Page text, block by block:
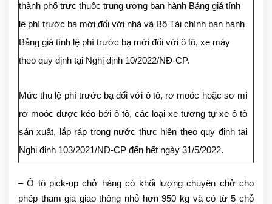
thành phố trực thuộc trung ương ban hành Bảng giá tính
lệ phí trước bạ mới đối với nhà và Bộ Tài chính ban hành
Bảng giá tính lệ phí trước bạ mới đối với ô tô, xe máy
theo quy định tại Nghị định 10/2022/NĐ-CP.
Mức thu lệ phí trước bạ đối với ô tô, rơ moóc hoặc sơ mi
rơ moóc được kéo bởi ô tô, các loại xe tương tự xe ô tô
sản xuất, lắp ráp trong nước thực hiện theo quy định tại
Nghị định 103/2021/NĐ-CP đến hết ngày 31/5/2022.
– Ô tô pick-up chở hàng có khối lượng chuyên chở cho
phép tham gia giao thông nhỏ hơn 950 kg và có từ 5 chỗ